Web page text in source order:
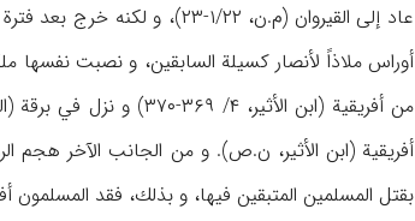
عاد إلى القيروان (م.ن، ۱/
أوراس ملاذاً لأنصار كسيلة السابقين، و نصبت
أفريقية (ابن الأثير، ن.ص). و من الجانب الآخر هجم
بقتل المسلمين المتبقين فيها، و بذلك، فقد المسلمون